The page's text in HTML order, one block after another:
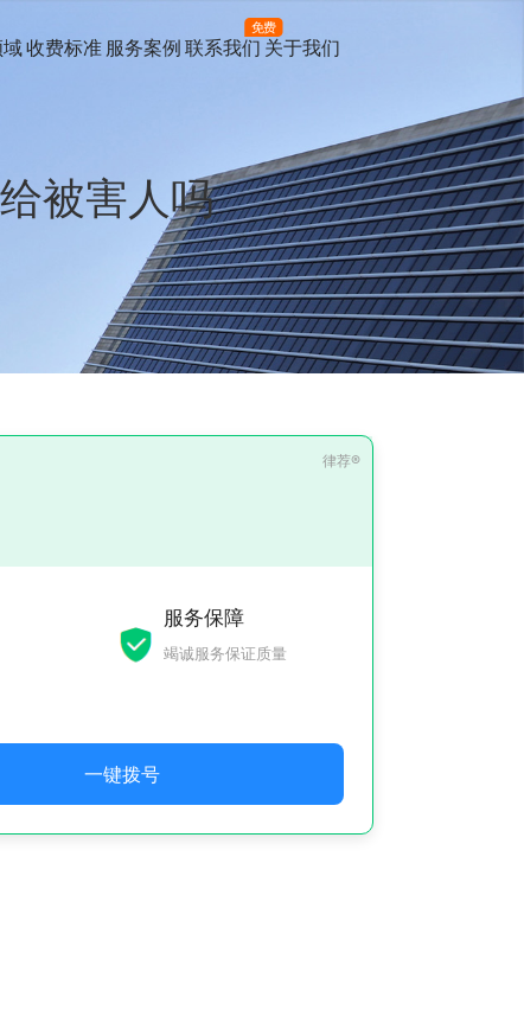
收费标准 服务案例 联系我们
免费
关于我们
被害人吗
服务保障
竭诚服务保证质量
一键拨号